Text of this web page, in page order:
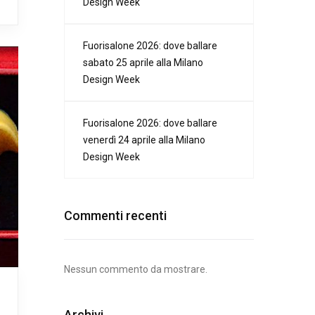
Fuorisalone 2026: dove ballare
sabato 25 aprile alla Milano
Design Week
Fuorisalone 2026: dove ballare
venerdì 24 aprile alla Milano
Design Week
Commenti recenti
Nessun commento da mostrare.